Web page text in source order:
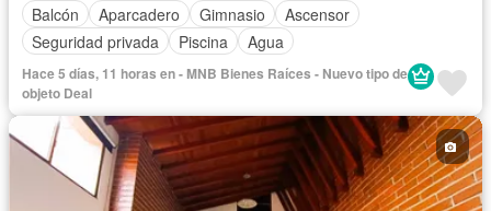
Balcón
Aparcadero Gimnasio
Ascensor
Seguridad privada
Piscina Agua
Hace 5 días, 11 horas en - MNB Bienes Raíces - Nuevo tipo de
objeto Deal